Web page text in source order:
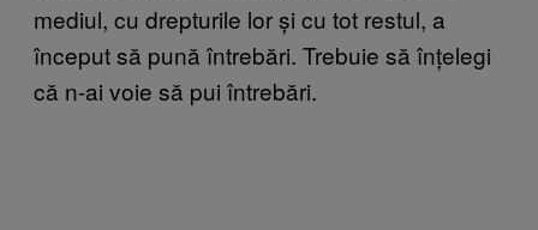
mediul, cu drepturile lor și cu tot restul, a
început să pună întrebări. Trebuie să înțelegi
că n-ai voie să pui întrebări.